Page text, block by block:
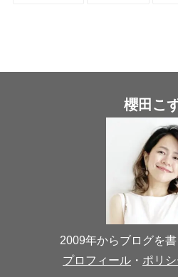
櫻田こ
2009年からブログを
プロフィール ・ ポリ